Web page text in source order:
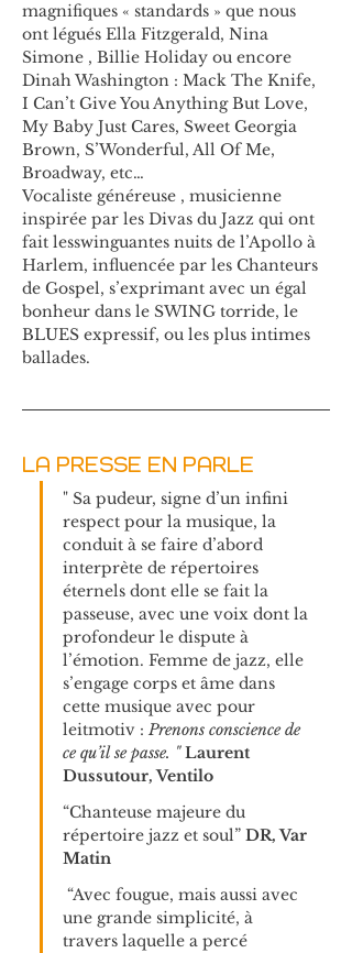
magnifiques « standards » que nous
ont légués Ella Fitzgerald, Nina
Simone , Billie Holiday ou encore
Dinah Washington : Mack The Knife,
I Can’t Give You Anything But Love,
My Baby Just Cares, Sweet Georgia
Brown, S’Wonderful, All Of Me,
Broadway, etc…
Vocaliste généreuse , musicienne
inspirée par les Divas du Jazz qui ont
fait lesswinguantes nuits de l’Apollo à
Harlem, influencée par les Chanteurs
de Gospel, s’exprimant avec un égal
bonheur dans le SWING torride, le
BLUES expressif, ou les plus intimes
ballades.
LA PRESSE EN PARLE
" Sa pudeur, signe d’un infini
respect pour la musique, la
conduit à se faire d’abord
interprète de répertoires
éternels dont elle se fait la
passeuse, avec une voix dont la
profondeur le dispute à
l’émotion. Femme de jazz, elle
s’engage corps et âme dans
cette musique avec pour
leitmotiv : Prenons conscience de
ce qu’il se passe. " Laurent
Dussutour, Ventilo
“Chanteuse majeure du
répertoire jazz et soul” DR, Var
Matin
une grande simplicité, à
travers laquelle a percé